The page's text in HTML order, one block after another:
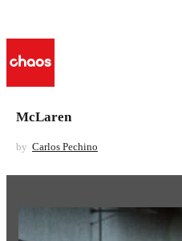
McLaren
by Carlos Pechino